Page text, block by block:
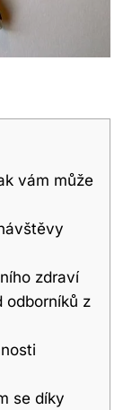
vám může
zdraví
odborníků z
se díky